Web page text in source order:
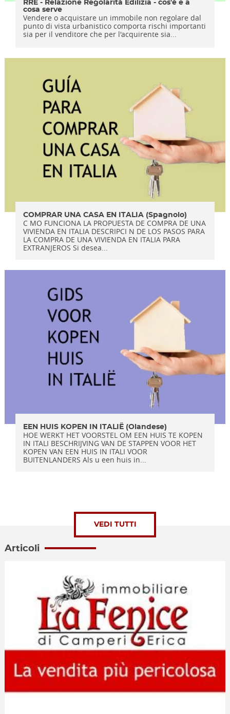
RRE - Relazione Regolarità Edilizia - cos'è e a
cosa serve
Vendere o acquistare un immobile non regolare dal
punto di vista urbanistico comporta rischi importanti
sia per il venditore che per l'acquirente sia...
COMPRAR UNA CASA EN ITALIA (Spagnolo)
C MO FUNCIONA LA PROPUESTA DE COMPRA DE UNA
VIVIENDA EN ITALIA DESCRIPCI N DE LOS PASOS PARA
LA COMPRA DE UNA VIVIENDA EN ITALIA PARA
EXTRANJEROS Si desea...
EEN HUIS KOPEN IN ITALIË (Olandese)
HOE WERKT HET VOORSTEL OM EEN HUIS TE KOPEN
IN ITALI BESCHRIJVING VAN DE STAPPEN VOOR HET
KOPEN VAN EEN HUIS IN ITALI VOOR
BUITENLANDERS Als u een huis in...
VEDI TUTTI
Articoli